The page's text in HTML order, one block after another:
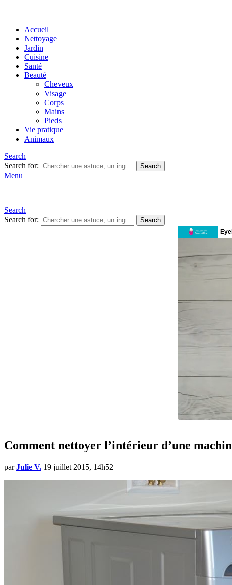
Accueil
Nettoyage
Jardin
Cuisine
Santé
Beauté
Cheveux
Visage
Corps
Mains
Pieds
Vie pratique
Animaux
Search
Search for:
Search
Menu
Search
Search for:
Search
Comment nettoyer l’intérieur d’une
par Julie V. 19 juillet 2015, 14h52